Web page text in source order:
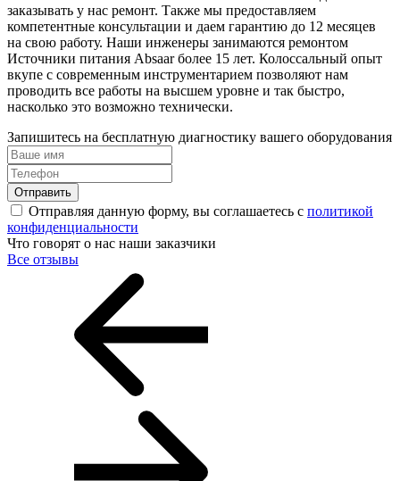
заказывать у нас ремонт. Также мы предоставляем
компетентные консультации и даем гарантию до 12 месяцев
на свою работу. Наши инженеры занимаются ремонтом
Источники питания Absaar более 15 лет. Колоссальный опыт
вкупе с современным инструментарием позволяют нам
проводить все работы на высшем уровне и так быстро,
насколько это возможно технически.
Запишитесь на бесплатную диагностику вашего оборудования
Отправить
Отправляя данную форму, вы соглашаетесь с политикой
конфиденциальности
Что говорят о нас наши заказчики
Все отзывы